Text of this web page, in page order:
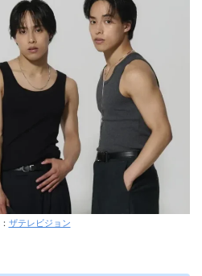
ザテレビジョン